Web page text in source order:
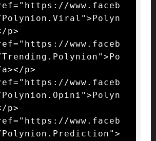
www.faceb
Polynion.Viral">Polyn
p>
www.faceb
Trending.Polynion">Po
p>
www.faceb
Polynion.Opini">Polyn
p>
www.faceb
Polynion.Prediction">